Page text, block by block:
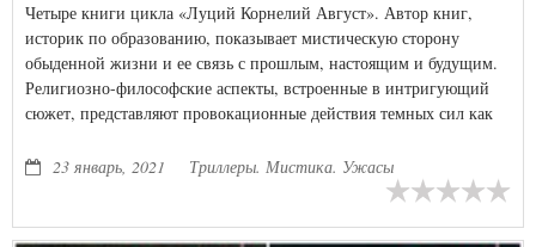
Четыре книги цикла «Луций Корнелий Август». Автор книг,
историк по образованию, показывает мистическую сторону
обыденной жизни и ее связь с прошлым, настоящим и будущим.
Религиозно-философские аспекты, встроенные в интригующий
сюжет, представляют провокационные действия темных сил как
23 январь, 2021
Триллеры. Мистика. Ужасы